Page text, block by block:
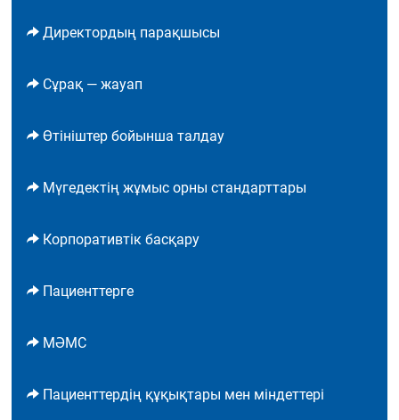
Директордың парақшысы
Сұрақ — жауап
Өтініштер бойынша талдау
Мүгедектің жұмыс орны стандарттары
Корпоративтік басқару
Пациенттерге
МӘМС
Пациенттердің құқықтары мен міндеттері